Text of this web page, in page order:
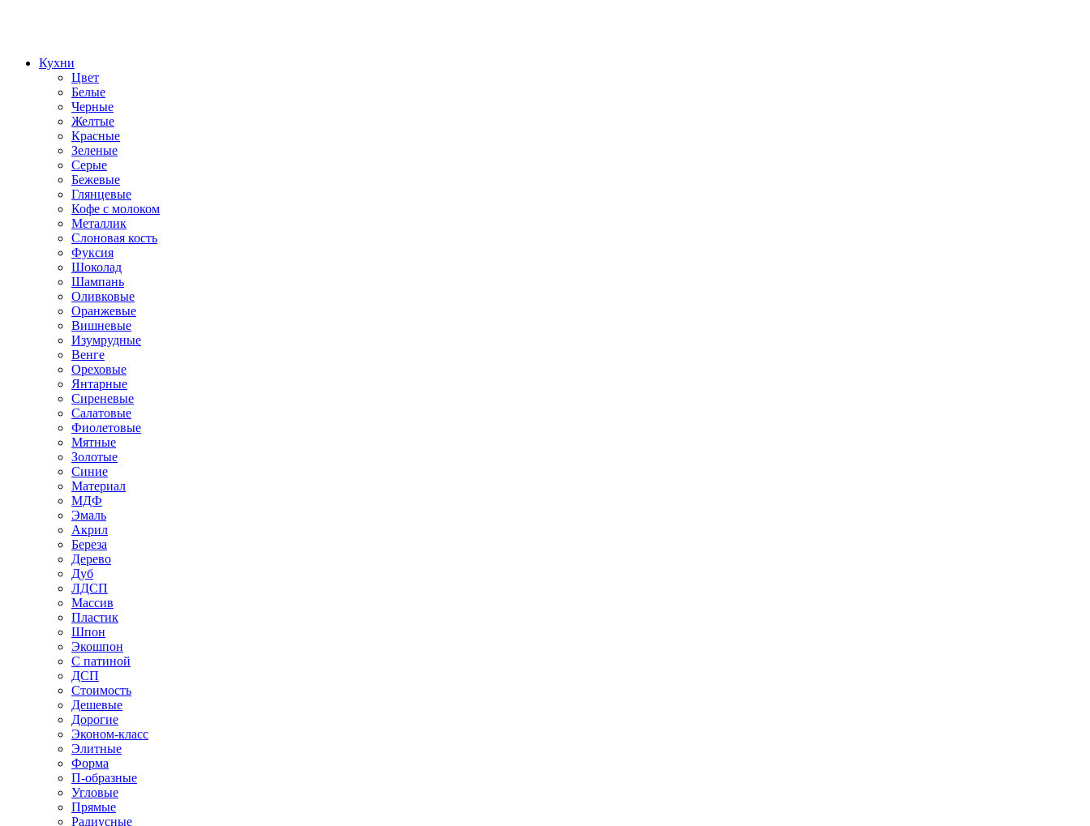
Кухни
Цвет
Белые
Черные
Желтые
Красные
Зеленые
Серые
Бежевые
Глянцевые
Кофе с молоком
Металлик
Слоновая кость
Фуксия
Шоколад
Шампань
Оливковые
Оранжевые
Вишневые
Изумрудные
Венге
Ореховые
Янтарные
Сиреневые
Салатовые
Фиолетовые
Мятные
Золотые
Синие
Материал
МДФ
Эмаль
Акрил
Береза
Дерево
Дуб
ЛДСП
Массив
Пластик
Шпон
Экошпон
С патиной
ДСП
Стоимость
Дешевые
Дорогие
Эконом-класс
Элитные
Форма
П-образные
Угловые
Прямые
Радиусные